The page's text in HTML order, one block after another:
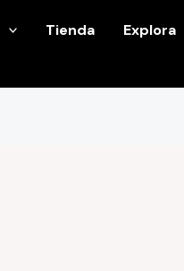
Tienda Explora